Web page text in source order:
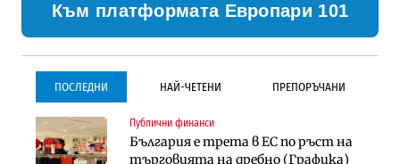
Към платформата Европари 101
ПОСЛЕДНИ НАЙ-ЧЕТЕНИ ПРЕПОРЪЧАНИ
Публични финанси
България е трета в ЕС по ръст на
търговията на дребно (Графика)
Градоустройство
Столична община избра
изпълнител за преместването на
Инфраструктура
Проектирането на тунела под
Петрохан ще върви паралелно с